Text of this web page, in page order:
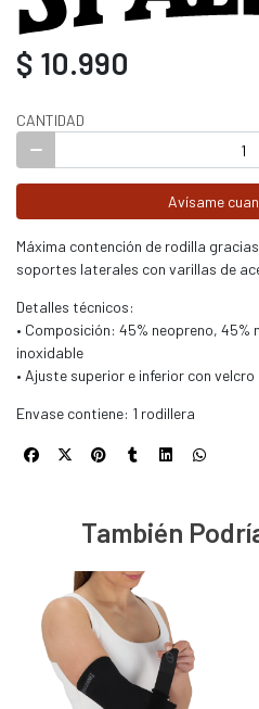
$ 10.990
CANTIDAD
Avísame
Máxima contención de rodilla
soportes laterales con varillas de
Detalles técnicos:
• Composición: 45% neopreno, 45%
inoxidable
• Ajuste superior e inferior con velcro
Envase contiene: 1 rodillera
También